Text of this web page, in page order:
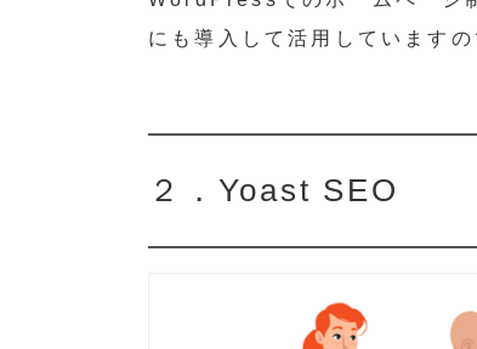
にも導入して活用していますの
２．Yoast SEO